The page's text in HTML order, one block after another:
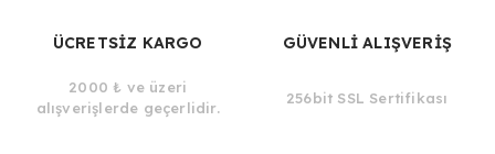
ÜCRETSİZ KARGO
2000 ₺ ve üzeri
alışverişlerde geçerlidir.
GÜVENLİ ALIŞVERİŞ
256bit SSL Sertifikası